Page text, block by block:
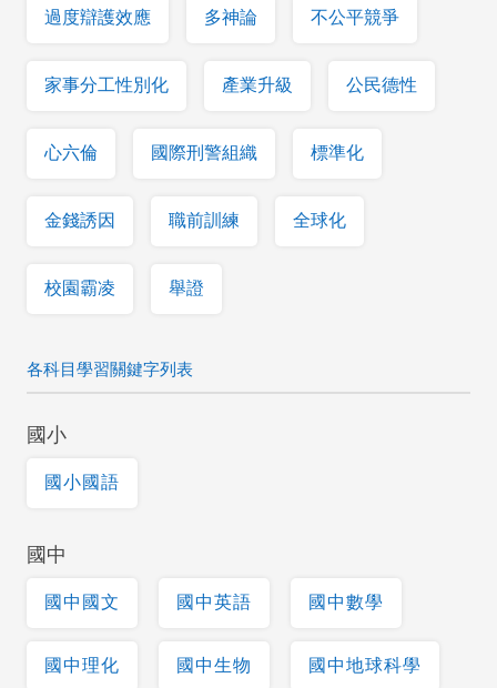
過度辯護效應 多神論 不公平競爭
家事分工性別化 產業升級 公民德性
心六倫 國際刑警組織 標準化
金錢誘因 職前訓練 全球化
校園霸凌 舉證
各科目學習關鍵字列表
國小
國小國語
國中
國中國文 國中英語 國中數學
國中理化 國中生物 國中地球科學